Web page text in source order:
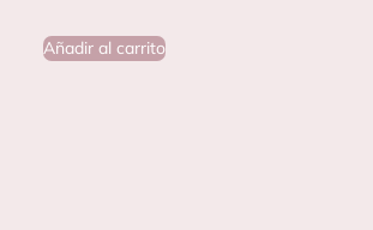
Añadir al carrito